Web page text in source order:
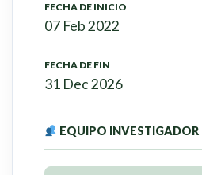
FECHA DE INICIO
07 Feb 2022
FECHA DE FIN
31 Dec 2026
EQUIPO INVESTIGADOR